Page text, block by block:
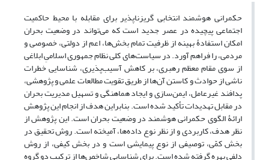
حکمرانی هوشمند انتخابی گریزناپذیر برای مقابله با محیط حاکمیت
اجتماعی پیچیده در عصر جدید است که می‌تواند در وضعیت بحران
امکان استفادۀ بهینه از ظرفیت تمام بخش‌ها، اعم از دولتی، خصوصی و
مردمی، را فراهم آورد. در سیاست‌های کلی نظام جمهوری اسلامیِ ابلاغی
از سوی مقام معظم رهبری، بر کاهش آسیب‌پذیری، شناسایی خطرات
ناشی از حوادث و کاستن آن‌ها از طریق تقویت مطالعات علمی و پژوهشی،
پدافند غیرعامل، ایمن‌سازی و ایجاد هماهنگی و تسهیل مدیریت بحران
در مقابل تهدیدات تأکید شده است. بنابراین هدف از انجام این پژوهش
ارائۀ الگوی حکمرانی هوشمند در وضعیت بحران است. این پژوهش از
نظر هدف، کاربردی و از نظر نوع داده‌ها، آمیخته است. روش تحقیق در
بخش کمّی، توصیفی از نوع پیمایشی است و در بخش کیفی، از روش
دلفی بهره گرفته شده است. برای شناسایی شاخص‌ها از ترکیب دو گروه